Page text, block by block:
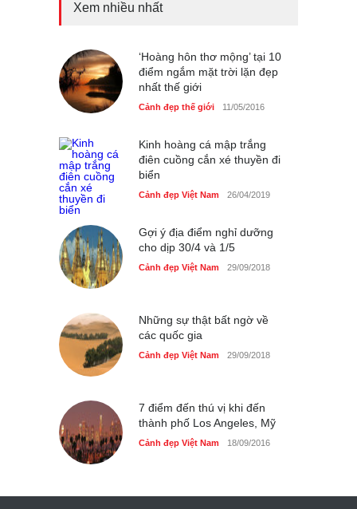
Cảnh đẹp Việt Nam 24/04/2020
Những món ăn đồng quê
dân dã ở Sài Gòn
Xem nhiều nhất
‘Hoàng hôn thơ mộng’ tại 10
điểm ngắm mặt trời lặn đẹp
nhất thế giới
Cảnh đẹp thế giới 11/05/2016
Kinh hoàng cá mập trắng
điên cuồng cắn xé thuyền đi
biển
Cảnh đẹp Việt Nam 26/04/2019
Gợi ý địa điểm nghỉ dưỡng
cho dịp 30/4 và 1/5
Cảnh đẹp Việt Nam 29/09/2018
Những sự thật bất ngờ về
các quốc gia
Cảnh đẹp Việt Nam 29/09/2018
7 điểm đến thú vị khi đến
thành phố Los Angeles, Mỹ
Cảnh đẹp Việt Nam 18/09/2016